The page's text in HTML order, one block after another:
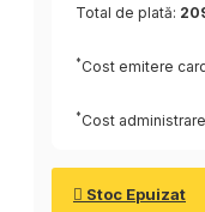
Total de plată:
* Cost emitere
* Cost
Stoc Epuizat